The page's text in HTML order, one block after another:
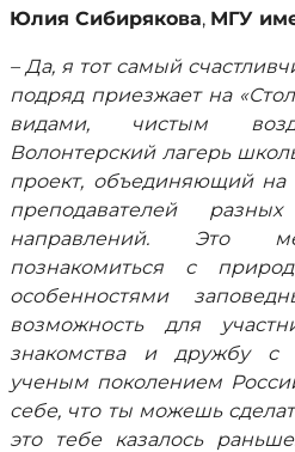
Юлия Сибирякова, МГУ
– Да, я тот самый
подряд приезжает на
видами, чистым
Волонтерский лагерь
проект, объединяющий
преподавателей
направлений. Это
познакомиться с
особенностями
возможность для
знакомства и дружбу
ученым поколением
себе, что ты можешь
это тебе казалось